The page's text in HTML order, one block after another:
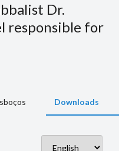
Dr.
responsible for
Downloads